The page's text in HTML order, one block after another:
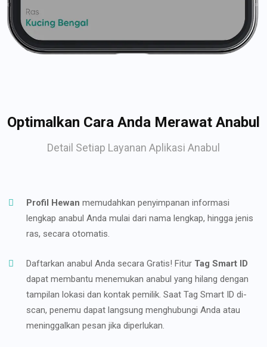
Optimalkan Cara Anda Merawat Anabul
Detail Setiap Layanan Aplikasi Anabul
Profil Hewan memudahkan penyimpanan informasi
lengkap anabul Anda mulai dari nama lengkap, hingga jenis
ras, secara otomatis.
Daftarkan anabul Anda secara Gratis! Fitur Tag Smart ID
dapat membantu menemukan anabul yang hilang dengan
tampilan lokasi dan kontak pemilik. Saat Tag Smart ID di-
scan, penemu dapat langsung menghubungi Anda atau
meninggalkan pesan jika diperlukan.